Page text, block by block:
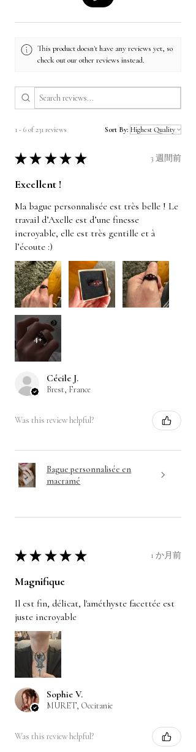
This product doesn't have any reviews yet, so
check out our other reviews instead.
1 - 6 of 231 reviews Sort By:
★★ ★★ ★ 3 週間前
Excellent !
Ma bague personnalisée est très belle ! Le
travail d’Axelle est d’une finesse
incroyable, elle est très gentille et à
l’écoute :)
4+
Cécile J.
Brest, France
Was this review helpful?
Bague personnalisée en
macramé
★★ ★★ ★ 1 か月前
Magnifique
Il est fin, délicat, l'améthyste facettée est
juste incroyable
Sophie V.
MURET, Occitanie
Was this review helpful?